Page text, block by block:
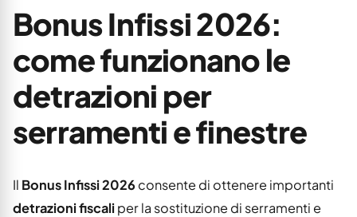
Bonus Infissi 2026:
come funzionano le
detrazioni per
serramenti e finestre
Il Bonus Infissi 2026 consente di ottenere importanti
detrazioni fiscaliper la sostituzione di serramenti e